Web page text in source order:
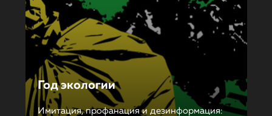
Год экологии
Имитация, профанация и дезинформация: